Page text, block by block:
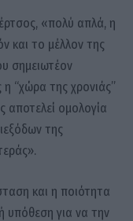
«πολύ απλά, η
και το μέλλον της
σημειωτέον
“χώρα της χρονιάς”
αποτελεί ομολογία
της
και η ποιότητα
υπόθεση για να την